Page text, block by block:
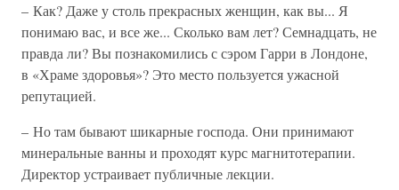
– Как? Даже у столь прекрасных женщин, как вы... Я
понимаю вас, и все же... Сколько вам лет? Семнадцать, не
правда ли? Вы познакомились с сэром Гарри в Лондоне,
в «Храме здоровья»? Это место пользуется ужасной
репутацией.
– Но там бывают шикарные господа. Они принимают
минеральные ванны и проходят курс магнитотерапии.
Директор устраивает публичные лекции.